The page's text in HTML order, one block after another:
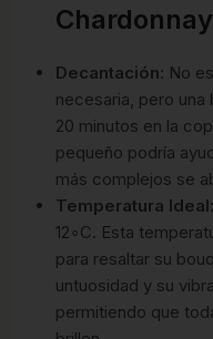
Decantación: No
necesaria, pero una
20 minutos en la
pequeño podría
más complejos se
Temperatura Ideal:
12 ∘C. Esta
para resaltar su
untuosidad y su
permitiendo que